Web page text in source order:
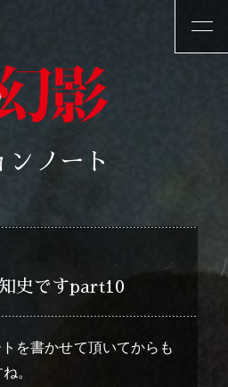
ンノート
史ですpart10
を書かせて頂いてからも
。